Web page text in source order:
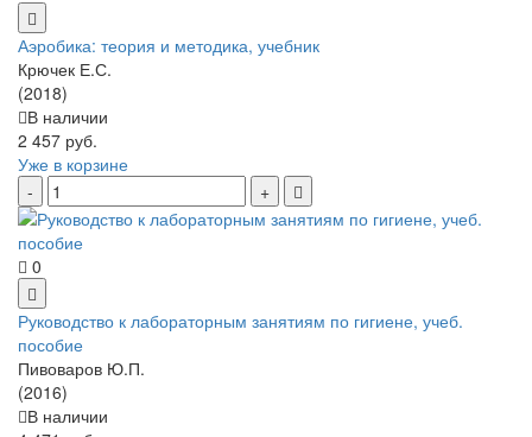
Аэробика: теория и методика, учебник
Крючек Е.С.
(2018)
В наличии
2 457 руб.
Уже в корзине
0
Руководство к лабораторным занятиям по гигиене, учеб.
пособие
Пивоваров Ю.П.
(2016)
В наличии